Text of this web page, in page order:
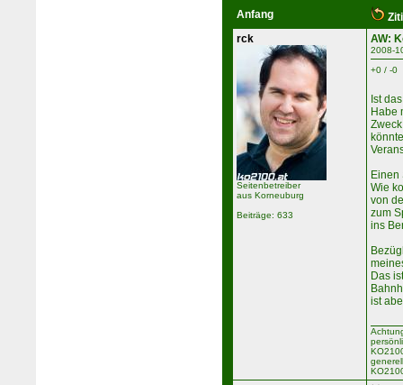
Anfang
rck
Seitenbetreiber
aus Korneuburg
Beiträge: 633
AW:
2008-
+0 / -0
Ist
Habe
Einen
Wie
von
zum
ins
Das
ist